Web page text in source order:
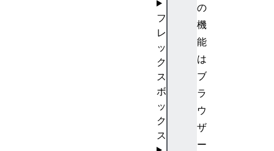
の
機
能
は
ブ
ラ
ウ
ザ
ー
フ
レ
ッ
ク
ス
ボ
ッ
ク
ス